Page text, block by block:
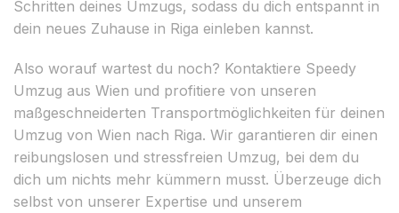
Schritten deines Umzugs, sodass du dich entspannt in
dein neues Zuhause in Riga einleben kannst.
Also worauf wartest du noch? Kontaktiere Speedy
Umzug aus Wien und profitiere von unseren
maßgeschneiderten Transportmöglichkeiten für deinen
Umzug von Wien nach Riga. Wir garantieren dir einen
reibungslosen und stressfreien Umzug, bei dem du
dich um nichts mehr kümmern musst. Überzeuge dich
selbst von unserer Expertise und unserem